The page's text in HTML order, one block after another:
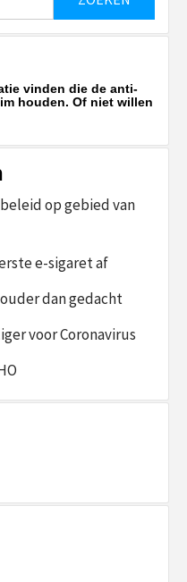
vinden die de anti-
houden. Of niet willen
op gebied van
e-sigaret af
dan gedacht
voor Coronavirus